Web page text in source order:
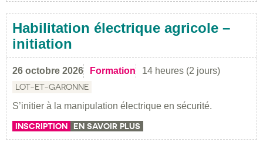
Habilitation électrique agricole –
initiation
26 octobre 2026 Formation 14 heures (2 jours)
LOT-ET-GARONNE
S’initier à la manipulation électrique en sécurité.
INSCRIPTION EN SAVOIR PLUS